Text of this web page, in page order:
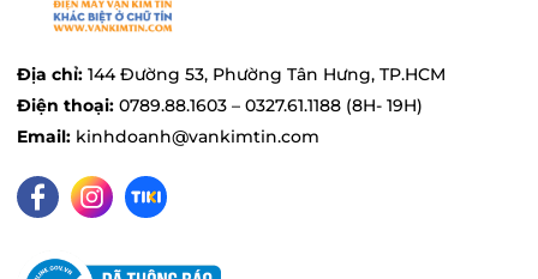
Địa chỉ: 144 Đường 53, Phường Tân Hưng, TP.HCM
Điện thoại: 0789.88.1603 – 0327.61.1188 (8H- 19H)
Email: kinhdoanh@vankimtin.com